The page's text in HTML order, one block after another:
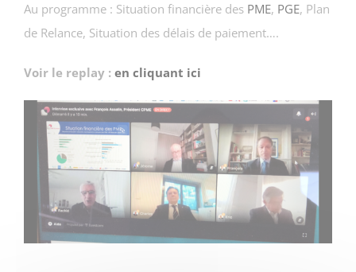
Au programme : Situation financière des PME, PGE, Plan
de Relance, Situation des délais de paiement….
Voir le replay : en cliquant ici